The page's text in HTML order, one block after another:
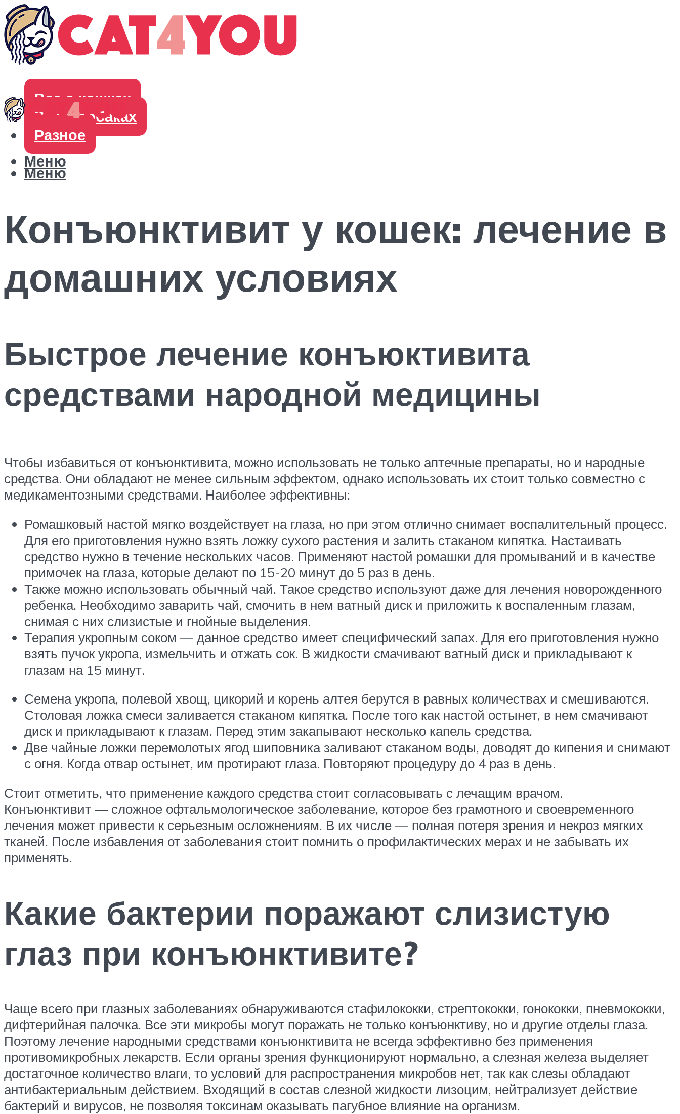
Все о кошках
Все о собаках
Разное
Меню
Меню
Конъюнктивит у кошек: лечение в
домашних условиях
Быстрое лечение конъюктивита
средствами народной медицины
Чтобы избавиться от конъюнктивита, можно использовать не только аптечные препараты, но и народные
средства. Они обладают не менее сильным эффектом, однако использовать их стоит только совместно с
медикаментозными средствами. Наиболее эффективны:
Ромашковый настой мягко воздействует на глаза, но при этом отлично снимает воспалительный процесс.
Для его приготовления нужно взять ложку сухого растения и залить стаканом кипятка. Настаивать
средство нужно в течение нескольких часов. Применяют настой ромашки для промываний и в качестве
примочек на глаза, которые делают по 15-20 минут до 5 раз в день.
Также можно использовать обычный чай. Такое средство используют даже для лечения новорожденного
ребенка. Необходимо заварить чай, смочить в нем ватный диск и приложить к воспаленным глазам,
снимая с них слизистые и гнойные выделения.
Терапия укропным соком — данное средство имеет специфический запах. Для его приготовления нужно
взять пучок укропа, измельчить и отжать сок. В жидкости смачивают ватный диск и прикладывают к
глазам на 15 минут.
Семена укропа, полевой хвощ, цикорий и корень алтея берутся в равных количествах и смешиваются.
Столовая ложка смеси заливается стаканом кипятка. После того как настой остынет, в нем смачивают
диск и прикладывают к глазам. Перед этим закапывают несколько капель средства.
Две чайные ложки перемолотых ягод шиповника заливают стаканом воды, доводят до кипения и снимают
с огня. Когда отвар остынет, им протирают глаза. Повторяют процедуру до 4 раз в день.
Стоит отметить, что применение каждого средства стоит согласовывать с лечащим врачом.
Конъюнктивит — сложное офтальмологическое заболевание, которое без грамотного и своевременного
лечения может привести к серьезным осложнениям. В их числе — полная потеря зрения и некроз мягких
тканей. После избавления от заболевания стоит помнить о профилактических мерах и не забывать их
применять.
Какие бактерии поражают слизистую
глаз при конъюнктивите?
Чаще всего при глазных заболеваниях обнаруживаются стафилококки, стрептококки, гонококки, пневмококки,
дифтерийная палочка. Все эти микробы могут поражать не только конъюнктиву, но и другие отделы глаза.
Поэтому лечение народными средствами конъюнктивита не всегда эффективно без применения
противомикробных лекарств. Если органы зрения функционируют нормально, а слезная железа выделяет
достаточное количество влаги, то условий для распространения микробов нет, так как слезы обладают
антибактериальным действием. Входящий в состав слезной жидкости лизоцим, нейтрализует действие
бактерий и вирусов, не позволяя токсинам оказывать пагубное влияние на организм.